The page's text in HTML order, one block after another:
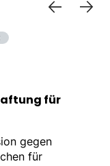
für
gegen
für